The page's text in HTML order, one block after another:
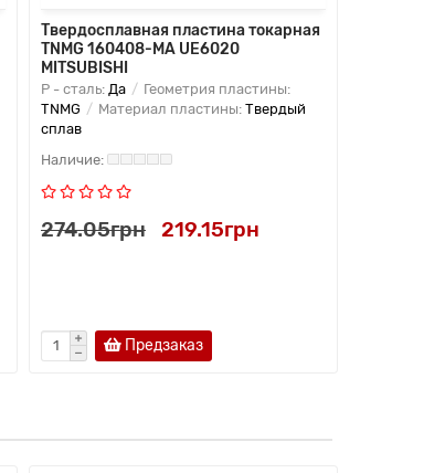
Твердосплавная пластина токарная
TNMG 160408-MA UE6020
MITSUBISHI
P - сталь: Да
Геометрия пластины:
TNMG
Материал пластины: Твердый
сплав
274.05грн 219.15грн
Предзаказ